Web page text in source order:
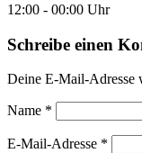
12:00 - 00:00 Uhr
Schreibe einen
Deine E-Mail-Adresse
Name *
E-Mail-Adresse *